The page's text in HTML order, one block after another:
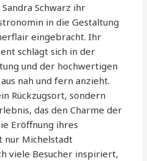
Schwarz ihr
in die Gestaltung
eingebracht. Ihr
schlägt sich in der
und der hochwertigen
nah und fern anzieht.
Rückzugsort, sondern
das den Charme der
Eröffnung ihres
nur Michelstadt
viele Besucher inspiriert,